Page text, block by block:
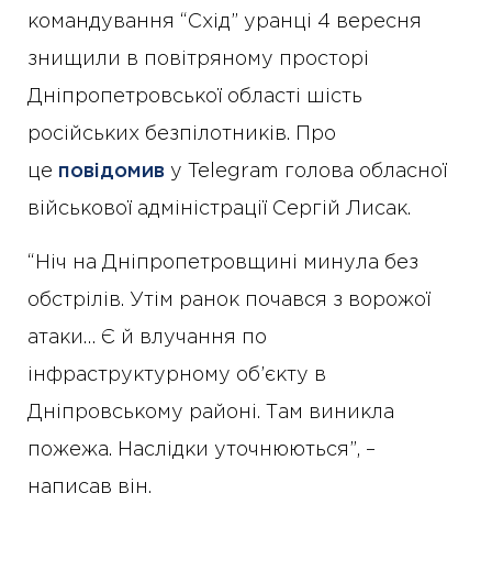
командування “Схід” уранці 4 вересня
знищили в повітряному просторі
Дніпропетровської області шість
російських безпілотників. Про
це повідомив у Telegram голова обласної
військової адміністрації Сергій Лисак.
“Ніч на Дніпропетровщині минула без
обстрілів. Утім ранок почався з ворожої
атаки… Є й влучання по
інфраструктурному об’єкту в
Дніпровському районі. Там виникла
пожежа. Наслідки уточнюються”, –
написав він.